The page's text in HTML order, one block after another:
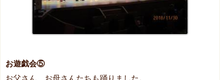
お遊戯会⑤
お父さん、お母さんたちも踊りました。